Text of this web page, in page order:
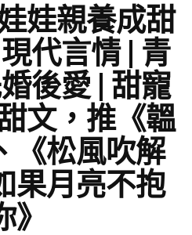
娃親養成甜
代言情 | 青
後愛 | 甜寵
文，推《韞
《松風吹解
果月亮不抱
》